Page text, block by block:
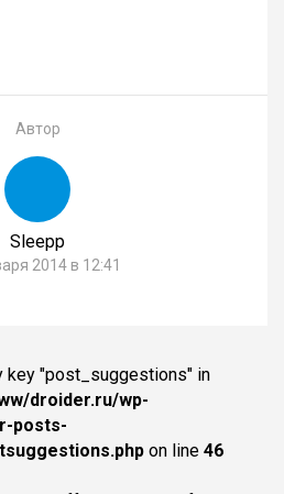
Автор
Sleepp
2014 в 12:41
key "post_suggestions" in
droider.ru/wp-
posts-
on line 46